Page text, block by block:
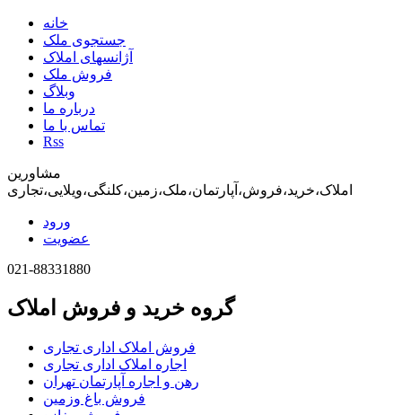
خانه
جستجوی ملک
آژانسهای املاک
فروش ملک
وبلاگ
درباره ما
تماس با ما
Rss
مشاورین
املاک،خرید،فروش،آپارتمان،ملک،زمین،کلنگی،ویلایی،تجاری
ورود
عضویت
021-88331880
گروه خرید و فروش املاک
فروش املاک اداری تجاری
اجاره املاک اداری تجاری
رهن و اجاره آپارتمان تهران
فروش باغ وزمین